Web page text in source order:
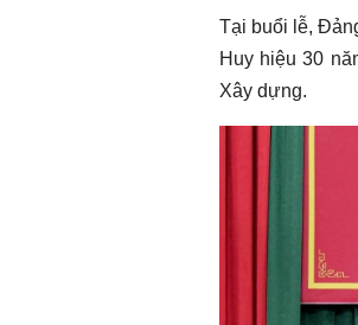
Tại buổi lễ,
Huy hiệu 30
Xây dựng.
Chào ngày mới 5/8/2026